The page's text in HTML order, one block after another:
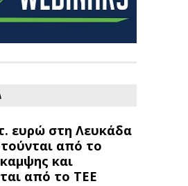
ευρώ στη Λευκάδα
από το
και
από το ΤΕΕ